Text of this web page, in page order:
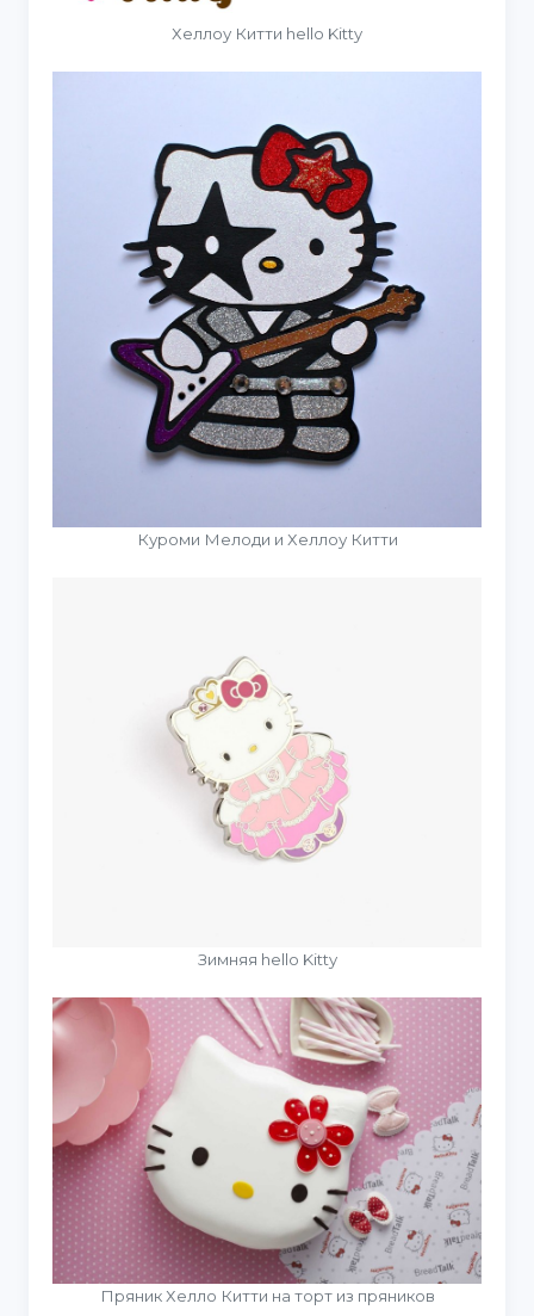
Хеллоу Китти hello Kitty
Куроми Мелоди и Хеллоу Китти
Зимняя hello Kitty
Пряник Хелло Китти на торт из пряников